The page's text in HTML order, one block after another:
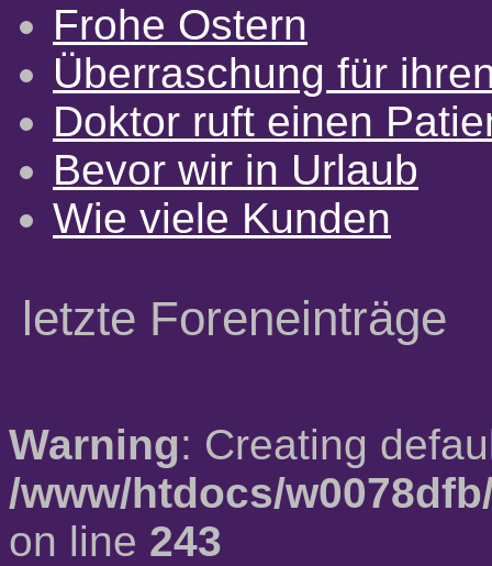
Frohe Ostern
Überraschung für
Doktor ruft einen
Bevor wir in Urlaub
Wie viele Kunden
letzte Foreneinträge
Warning: Creating
/www/htdocs/
on line 243